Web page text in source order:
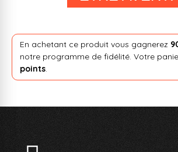
En achetant ce produit vous gagnerez
notre programme de fidélité. Votre
points.